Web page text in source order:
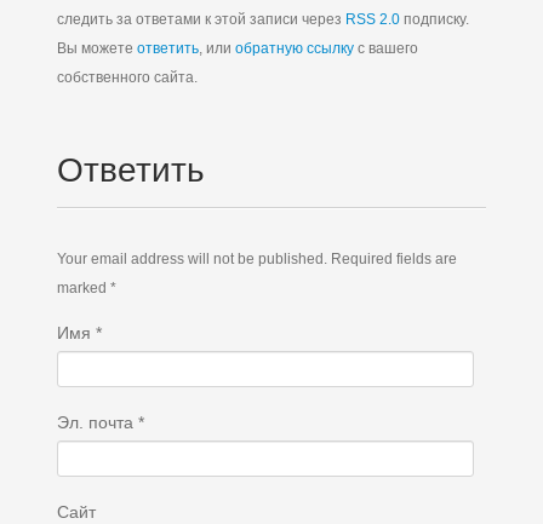
следить за ответами к этой записи через RSS 2.0подписку.
Вы можете ответить, или обратную ссылкус вашего
собственного сайта.
Ответить
Your email address will not be published. Required fields are
marked *
Имя *
Эл. почта *
Сайт